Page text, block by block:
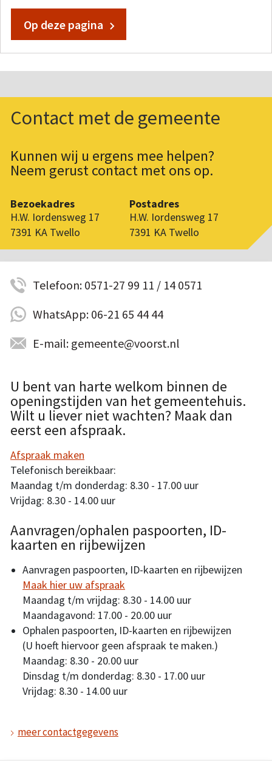
Op deze pagina
Contact met de gemeente
Kunnen wij u ergens mee helpen?
Neem gerust contact met ons op.
Bezoekadres
H.W. Iordensweg 17
7391 KA Twello
Postadres
H.W. Iordensweg 17
7391 KA Twello
Telefoon: 0571-27 99 11 / 14 0571
WhatsApp: 06-21 65 44 44
E-mail: gemeente@voorst.nl
U bent van harte welkom binnen de
openingstijden van het gemeentehuis.
Wilt u liever niet wachten? Maak dan
eerst een afspraak.
Afspraak maken
Telefonisch bereikbaar:
Maandag t/m donderdag: 8.30 - 17.00 uur
Vrijdag: 8.30 - 14.00 uur
Aanvragen/ophalen paspoorten, ID-
kaarten en rijbewijzen
Aanvragen paspoorten, ID-kaarten en rijbewijzen
Maak hier uw afspraak
Maandag t/m vrijdag: 8.30 - 14.00 uur
Maandagavond: 17.00 - 20.00 uur
Ophalen paspoorten, ID-kaarten en rijbewijzen
(U hoeft hiervoor geen afspraak te maken.)
Maandag: 8.30 - 20.00 uur
Dinsdag t/m donderdag: 8.30 - 17.00 uur
Vrijdag: 8.30 - 14.00 uur
meer contactgegevens